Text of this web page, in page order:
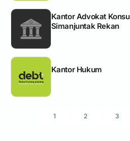
Kantor Advokat
Simanjuntak Rekan
Kantor Hukum
1 2 3